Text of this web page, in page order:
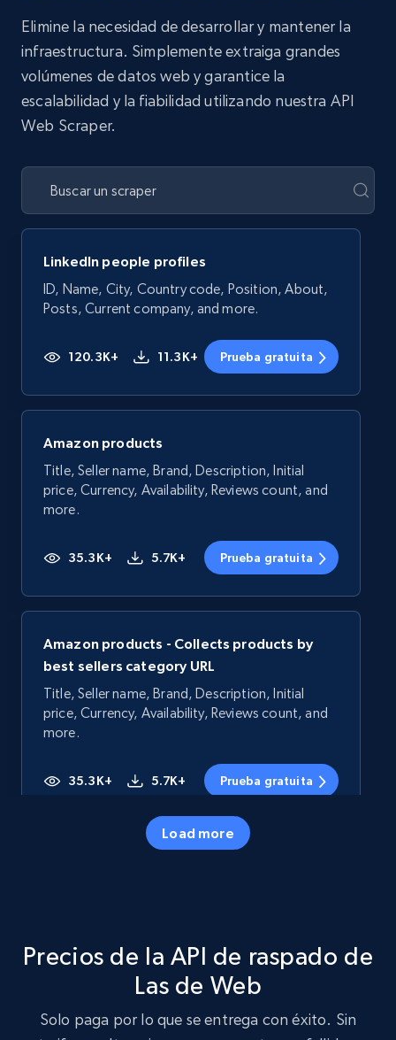
Elimine la necesidad de desarrollar y mantener la
infraestructura. Simplemente extraiga grandes
volúmenes de datos web y garantice la
escalabilidad y la fiabilidad utilizando nuestra API
Web Scraper.
LinkedIn people profiles
ID, Name, City, Country code, Position, About,
Posts, Current company, and more.
120.3K+ 11.3K+ Prueba gratuita
Amazon products
Title, Seller name, Brand, Description, Initial
price, Currency, Availability, Reviews count, and
more.
35.3K+ 5.7K+ Prueba gratuita
Amazon products - Collects products by
best sellers category URL
Title, Seller name, Brand, Description, Initial
price, Currency, Availability, Reviews count, and
more.
35.3K+ 5.7K+ Prueba gratuita
more.
Load more
Precios de la API de raspado de
Las de Web
Solo paga por lo que se entrega con éxito. Sin